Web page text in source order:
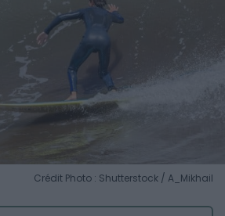
Crédit Photo : Shutterstock / A_Mikhail